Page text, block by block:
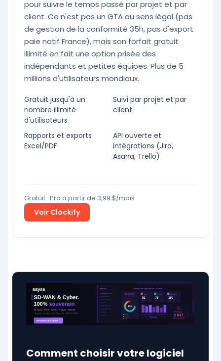
pour suivre le temps passé par projet et par
client. Ce n'est pas un GTA au sens légal (pas
de gestion de la conformité 35h, pas d'export
paie natif France), mais son forfait gratuit
illimité en fait une option prisée des
indépendants et petites équipes. Plus de 5
millions d'utilisateurs mondiaux.
Gratuit jusqu'à un
nombre illimité
d'utilisateurs
Suivi par projet et par
client
Rapports et exports
Excel/PDF
API ouverte et
intégrations (Jira,
Asana, Trello)
Gratuit · Pro à partir de 3,99 $/mois
Voir Clockify
Comment choisir votre logiciel